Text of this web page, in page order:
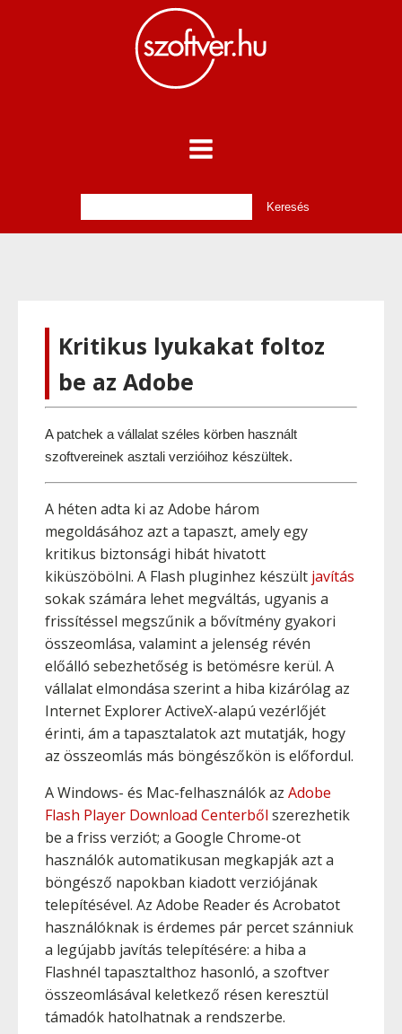
Kritikus lyukakat foltoz
be az Adobe
A patchek a vállalat széles körben használt
szoftvereinek asztali verzióihoz készültek.
A héten adta ki az Adobe három
megoldásához azt a tapaszt, amely egy
kritikus biztonsági hibát hivatott
kiküszöbölni. A Flash pluginhez készült javítás
sokak számára lehet megváltás, ugyanis a
frissítéssel megszűnik a bővítmény gyakori
összeomlása, valamint a jelenség révén
előálló sebezhetőség is betömésre kerül. A
vállalat elmondása szerint a hiba kizárólag az
Internet Explorer ActiveX-alapú vezérlőjét
érinti, ám a tapasztalatok azt mutatják, hogy
az összeomlás más böngészőkön is előfordul.
A Windows- és Mac-felhasználók az Adobe
Flash Player Download Centerből szerezhetik
be a friss verziót; a Google Chrome-ot
használók automatikusan megkapják azt a
böngésző napokban kiadott verziójának
telepítésével. Az Adobe Reader és Acrobatot
használóknak is érdemes pár percet szánniuk
a legújabb javítás telepítésére: a hiba a
Flashnél tapasztalthoz hasonló, a szoftver
összeomlásával keletkező résen keresztül
támadók hatolhatnak a rendszerbe.